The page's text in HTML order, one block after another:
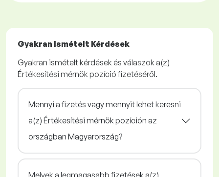
Gyakran Ismételt Kérdések
Gyakran ismételt kérdések és válaszok a(z)
Értékesítési mérnök pozíció fizetéséről.
Mennyi a fizetés vagy mennyit lehet keresni
a(z) Értékesítési mérnök pozíción az
országban Magyarország?